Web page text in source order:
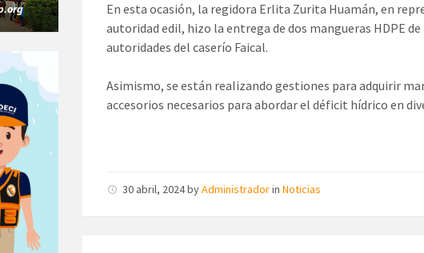
​​​En esta ocasión, la regidora Erlita Zurita Huamán, en
autoridad edil, hizo la entrega de dos mangueras HDPE de
autoridades del caserío Faical. ​
​Asimismo, se están realizando gestiones para adquirir
accesorios necesarios para abordar el déficit hídrico en
30 abril, 2024byAdministradorinNoticias